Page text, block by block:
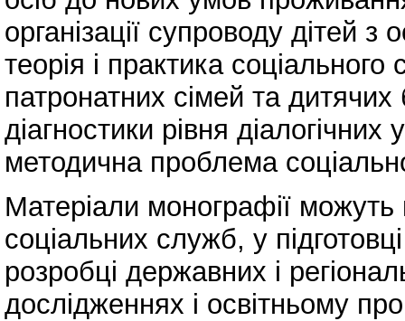
організації супроводу дітей
теорія і практика
патронатних сімей та дитячих
діагностики рівня
методична проблема
Матеріали монографії можуть
соціальних служб, у
розробці державних і
дослідженнях і освітньому